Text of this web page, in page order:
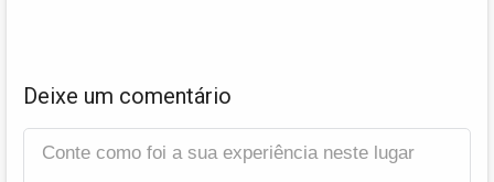
Deixe um comentário